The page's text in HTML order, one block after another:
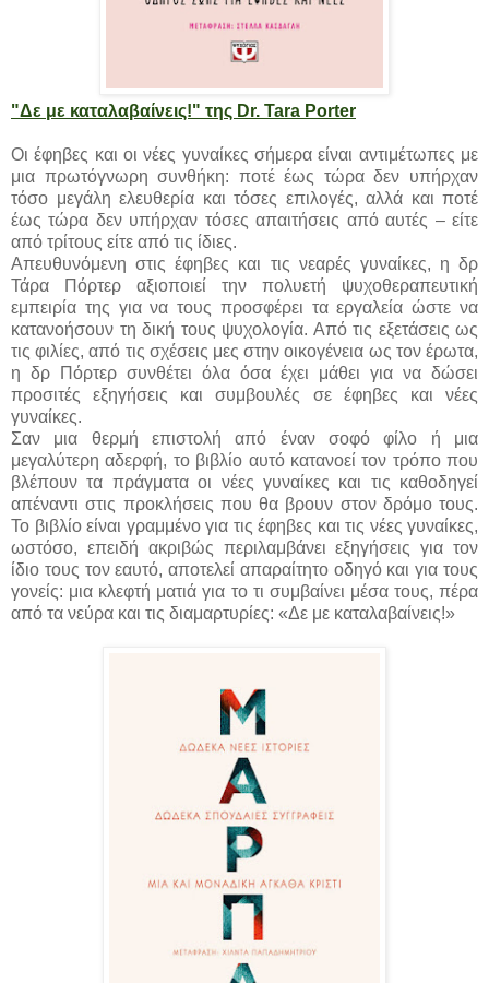
"Δε με καταλαβαίνεις!" της Dr. Tara Porter
Οι έφηβες και οι νέες γυναίκες σήμερα είναι αντιμέτωπες με
μια πρωτόγνωρη συνθήκη: ποτέ έως τώρα δεν υπήρχαν
τόσο μεγάλη ελευθερία και τόσες επιλογές, αλλά και ποτέ
έως τώρα δεν υπήρχαν τόσες απαιτήσεις από αυτές – είτε
από τρίτους είτε από τις ίδιες.
Απευθυνόμενη στις έφηβες και τις νεαρές γυναίκες, η δρ
Τάρα Πόρτερ αξιοποιεί την πολυετή ψυχοθεραπευτική
εμπειρία της για να τους προσφέρει τα εργαλεία ώστε να
κατανοήσουν τη δική τους ψυχολογία. Από τις εξετάσεις ως
τις φιλίες, από τις σχέσεις μες στην οικογένεια ως τον έρωτα,
η δρ Πόρτερ συνθέτει όλα όσα έχει μάθει για να δώσει
προσιτές εξηγήσεις και συμβουλές σε έφηβες και νέες
γυναίκες.
Σαν μια θερμή επιστολή από έναν σοφό φίλο ή μια
μεγαλύτερη αδερφή, το βιβλίο αυτό κατανοεί τον τρόπο που
βλέπουν τα πράγματα οι νέες γυναίκες και τις καθοδηγεί
απέναντι στις προκλήσεις που θα βρουν στον δρόμο τους.
Το βιβλίο είναι γραμμένο για τις έφηβες και τις νέες γυναίκες,
ωστόσο, επειδή ακριβώς περιλαμβάνει εξηγήσεις για τον
ίδιο τους τον εαυτό, αποτελεί απαραίτητο οδηγό και για τους
γονείς: μια κλεφτή ματιά για το τι συμβαίνει μέσα τους, πέρα
από τα νεύρα και τις διαμαρτυρίες: «Δε με καταλαβαίνεις!»